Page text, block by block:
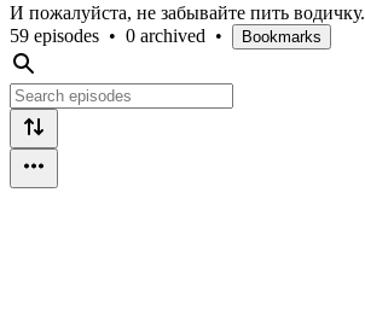
И пожалуйста, не забывайте пить водичку.
59 episodes • 0 archived • Bookmarks